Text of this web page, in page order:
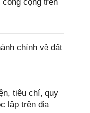
cộng trên
chính về đất
tiêu chí, quy
lập trên địa